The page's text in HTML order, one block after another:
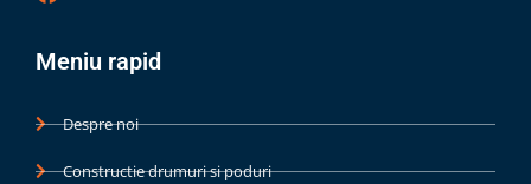
e
Meniu rapid
Despre noi
Constructie drumuri si poduri